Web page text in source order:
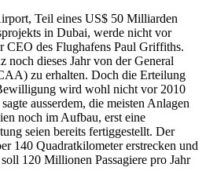
Teil eines US$ 50 Milliarden
in Dubai, werde nicht vor
CEO des Flughafens Paul Griffiths.
noch dieses Jahr von der General
zu erhalten. Doch die Erteilung
wird wohl nicht vor 2010
ausserdem, die meisten Anlagen
noch im Aufbau, erst eine
seien bereits fertiggestellt. Der
140 Quadratkilometer erstrecken und
120 Millionen Passagiere pro Jahr